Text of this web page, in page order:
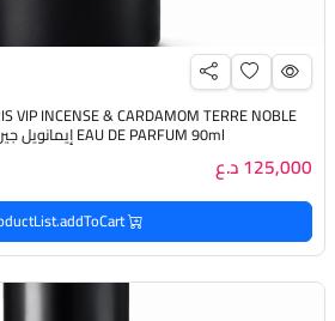
VIP INCENSE & CARDAMOM TERRE NOBLE
EAU DE PARFUM 90ml إيمانويل جين عطر للجنسين
125,000 د.ع
productList.addToCart